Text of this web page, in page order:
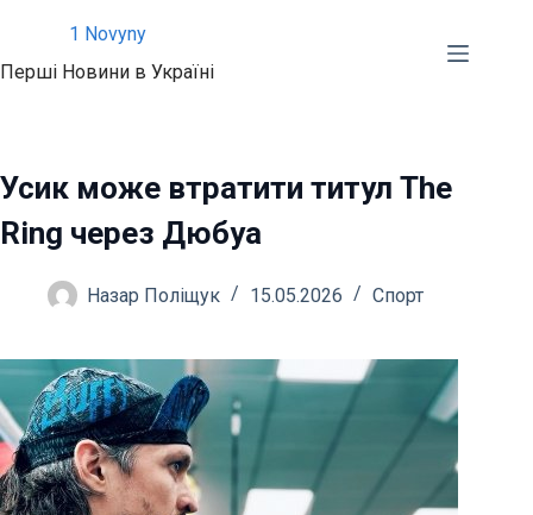
вмісту
1 Novyny
Перші Новини в Україні
Усик може втратити титул The
Ring через Дюбуа
Назар Поліщук 15.05.2026 Спорт